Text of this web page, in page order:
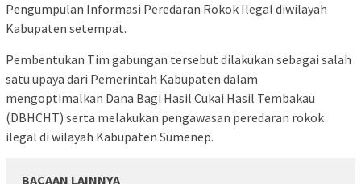
Pengumpulan Informasi Peredaran Rokok Ilegal diwilayah
Kabupaten setempat.
Pembentukan Tim gabungan tersebut dilakukan sebagai salah
satu upaya dari Pemerintah Kabupaten dalam
mengoptimalkan Dana Bagi Hasil Cukai Hasil Tembakau
(DBHCHT) serta melakukan pengawasan peredaran rokok
ilegal di wilayah Kabupaten Sumenep.
BACAAN LAINNYA